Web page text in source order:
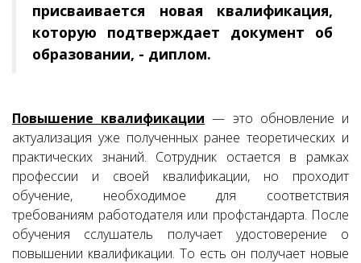
присваивается новая квалификация,
которую подтверждает документ об
образовании, - диплом.
Повышение квалификации — это обновление и
актуализация уже полученных ранее теоретических и
практических знаний. Сотрудник остается в рамках
профессии и своей квалификации, но проходит
обучение, необходимое для соответствия
требованиям работодателя или профстандарта. После
обучения сслушатель получает удостоверение о
повышении квалификации. То есть он получает новые